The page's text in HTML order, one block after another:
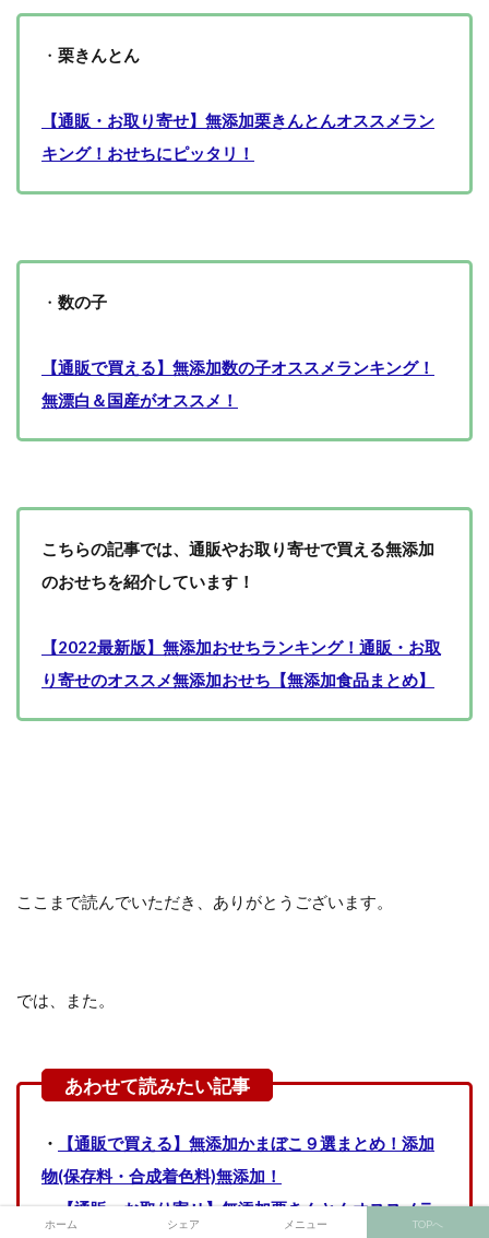
・ 栗きんとん
【通販・お取り寄せ】無添加栗きんとんオススメラン
キング！おせちにピッタリ！
・ 数の子
【通販で買える】無添加数の子オススメランキング！
無漂白＆国産がオススメ！
こちらの記事では、通販やお取り寄せで買える無添加
のおせちを紹介しています！
【2022最新版】無添加おせちランキング！通販・お取
り寄せのオススメ無添加おせち【無添加食品まとめ】
ここまで読んでいただき、ありがとうございます。
では、また。
・
【通販で買える】無添加かまぼこ９選まとめ！添加
物(保存料・合成着色料)無添加！
・【通販・お取り寄せ】無添加栗きんとんオススメラ
ホーム シェア メニュー TOPへ